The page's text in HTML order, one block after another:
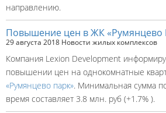
направлению.
Повышение цен в ЖК «Румянцево
29 августа 2018 Новости жилых комплексов
Компания Lexion Development
повышении цен на однокомнатные
«Румянцево парк». Минимальная сумма
время составляет 3.8 млн. руб (+1.7% ).